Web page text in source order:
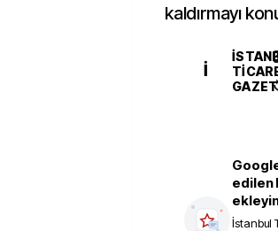
kaldırmayı
İ
edilen
İstanbul